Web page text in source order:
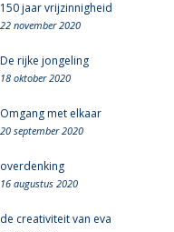
150 jaar vrijzinnigheid
22 november 2020
De rijke jongeling
18 oktober 2020
Omgang met elkaar
20 september 2020
overdenking
16 augustus 2020
de creativiteit van eva